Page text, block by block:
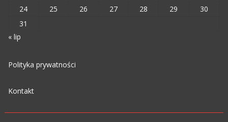
24
25 26 27 28 29
30
31
« lip
Polityka prywatności
Kontakt